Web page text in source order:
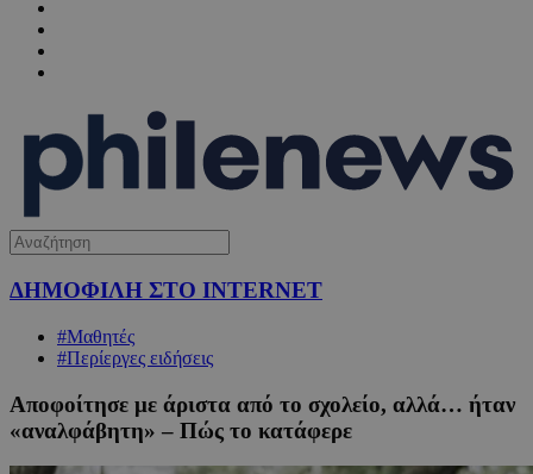
ΔΗΜΟΦΙΛΗ ΣΤΟ INTERNET
#Μαθητές
#Περίεργες ειδήσεις
Αποφοίτησε με άριστα από το σχολείο, αλλά… ήταν
«αναλφάβητη» – Πώς το κατάφερε